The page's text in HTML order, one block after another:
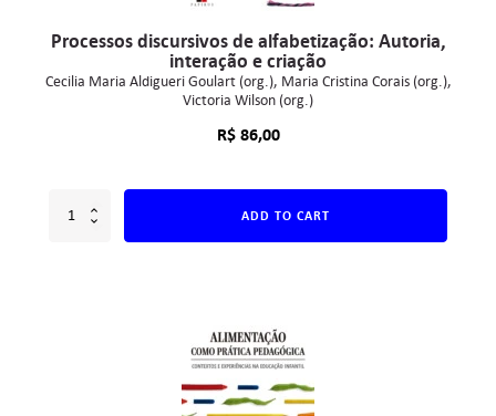
Processos discursivos de alfabetização: Autoria,
interação e criação
Cecilia Maria Aldigueri Goulart (org.) Maria Cristina Corais (org.)
Victoria Wilson (org.)
R$86,00
ADD TO CART